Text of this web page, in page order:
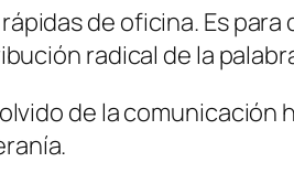
de oficina. Es
radical de la
de la